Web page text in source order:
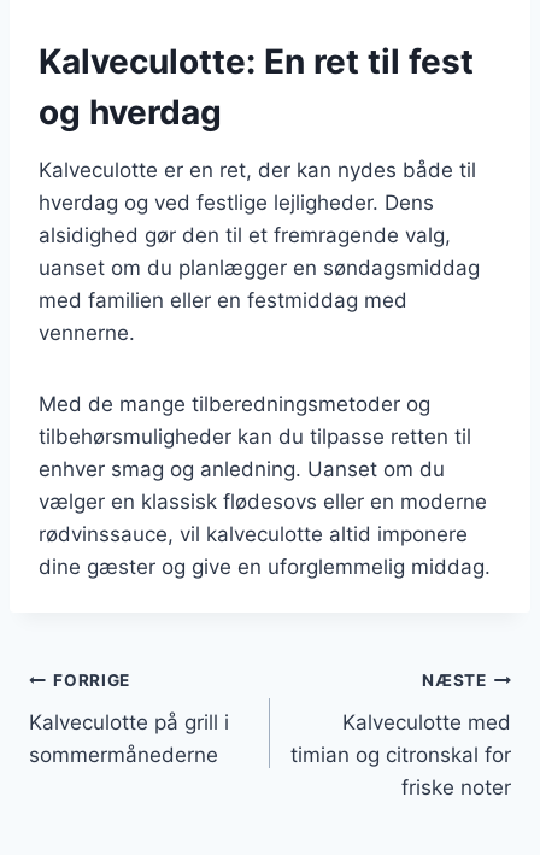
Kalveculotte: En ret til fest
og hverdag
Kalveculotte er en ret, der kan nydes både til
hverdag og ved festlige lejligheder. Dens
alsidighed gør den til et fremragende valg,
uanset om du planlægger en søndagsmiddag
med familien eller en festmiddag med
vennerne.
Med de mange tilberedningsmetoder og
tilbehørsmuligheder kan du tilpasse retten til
enhver smag og anledning. Uanset om du
vælger en klassisk flødesovs eller en moderne
rødvinssauce, vil kalveculotte altid imponere
dine gæster og give en uforglemmelig middag.
Indlægsnavigation
FORRIGE
Kalveculotte på grill i
sommermånederne
NÆSTE
Kalveculotte med
timian og citronskal for
friske noter